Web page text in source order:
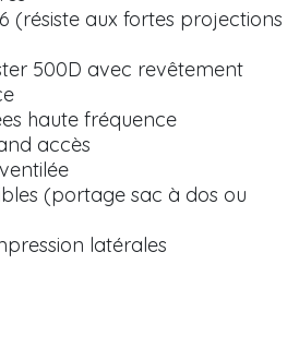
(résiste aux fortes projections
500D avec revêtement
haute fréquence
accès
(portage sac à dos ou
latérales